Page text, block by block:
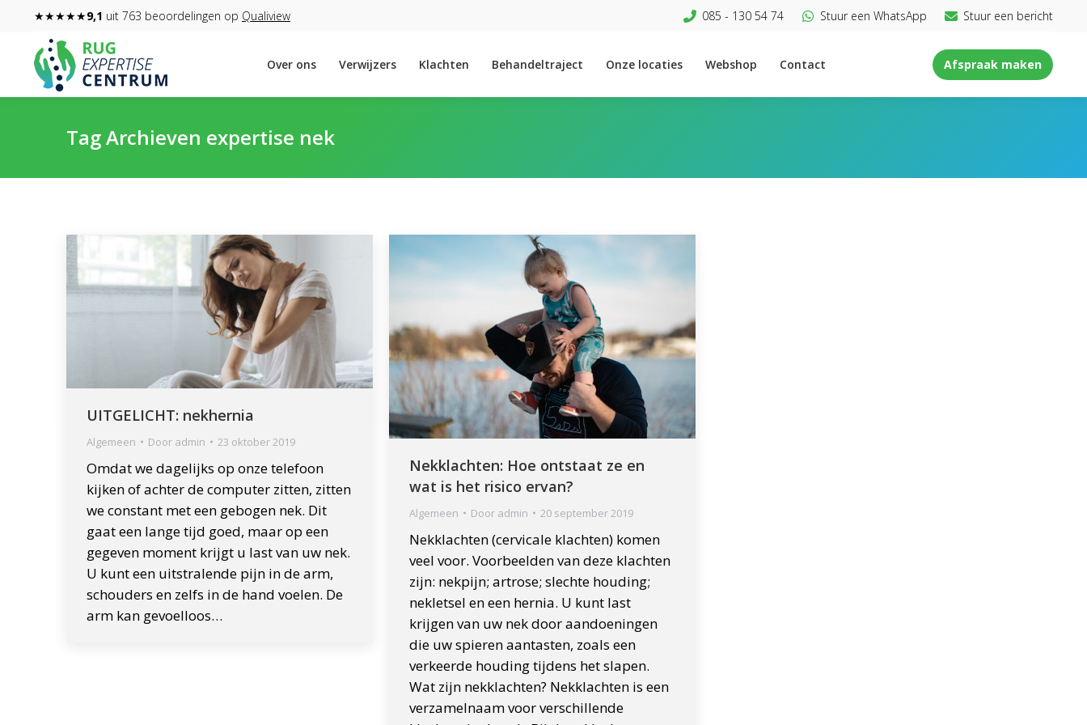
★★★★★9,1 uit 763 beoordelingen op Qualiview 085 - 130 54 74 Stuur een WhatsApp Stuur een bericht
Over ons Verwijzers Klachten Behandeltraject Onze locaties Webshop Contact Afspraak maken
Tag Archieven expertise nek
UITGELICHT: nekhernia
Algemeen Door admin 23 oktober 2019
Omdat we dagelijks op onze telefoon
kijken of achter de computer zitten, zitten
we constant met een gebogen nek. Dit
gaat een lange tijd goed, maar op een
gegeven moment krijgt u last van uw nek.
U kunt een uitstralende pijn in de arm,
schouders en zelfs in de hand voelen. De
arm kan gevoelloos…
Nekklachten: Hoe ontstaat ze en
wat is het risico ervan?
Algemeen Door admin 20 september 2019
Nekklachten (cervicale klachten) komen
veel voor. Voorbeelden van deze klachten
zijn: nekpijn; artrose; slechte houding;
nekletsel en een hernia. U kunt last
krijgen van uw nek door aandoeningen
die uw spieren aantasten, zoals een
verkeerde houding tijdens het slapen.
Wat zijn nekklachten? Nekklachten is een
verzamelnaam voor verschillende